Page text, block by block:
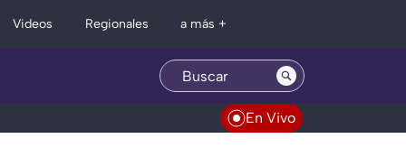
Videos Regionales a más +
En Vivo